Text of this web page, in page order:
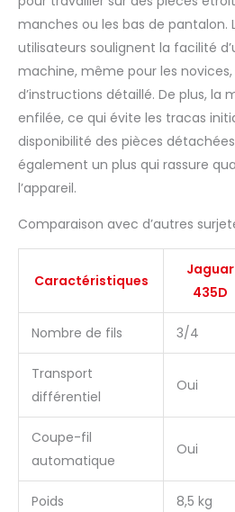
vous
bord
qu’une
aiguille
et
petites
fil de
Press
Veuillez
manches ou les bas de pantalon.
utilisateurs soulignent la facilité
machine, même pour les
d’instructions détaillé. De plus, la
enfilée, ce qui évite les tracas
disponibilité des pièces
également un plus qui rassure
l’appareil.
Comparaison avec d’autres
Caractéristiques
Jaguar
435D
Nombre de fils 3/4
Transport
différentiel
Oui
Coupe-fil
automatique
Oui
Poids 8,5 kg